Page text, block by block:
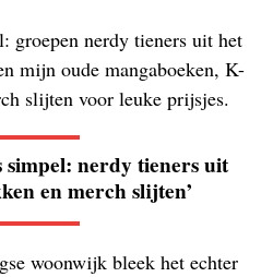
groepen nerdy tieners uit het
mijn oude mangaboeken, K-
slijten voor leuke prijsjes.
simpel: nerdy tieners uit
en merch slijten’
woonwijk bleek het echter